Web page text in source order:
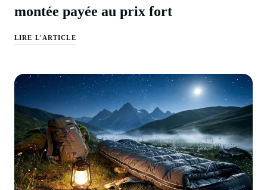
montée payée au prix fort
LIRE L'ARTICLE